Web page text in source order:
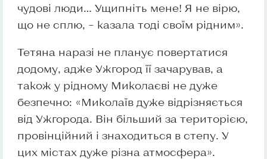
чудові люди… Ущипніть мене! Я не вірю,
що не сплю, – казала тоді своїм рідним».
Тетяна наразі не планує повертатися
додому, адже Ужгород її зачарував, а
також у рідному Миколаєві не дуже
безпечно: «Миколаїв дуже відрізняється
від Ужгорода. Він більший за територією,
провінційний і знаходиться в степу. У
цих містах дуже різна атмосфера».